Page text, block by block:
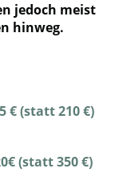
jedoch meist
hinweg.
€ (statt 210 €)
(statt 350 €)